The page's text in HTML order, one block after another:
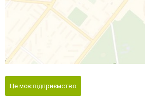
Це моє підприємство